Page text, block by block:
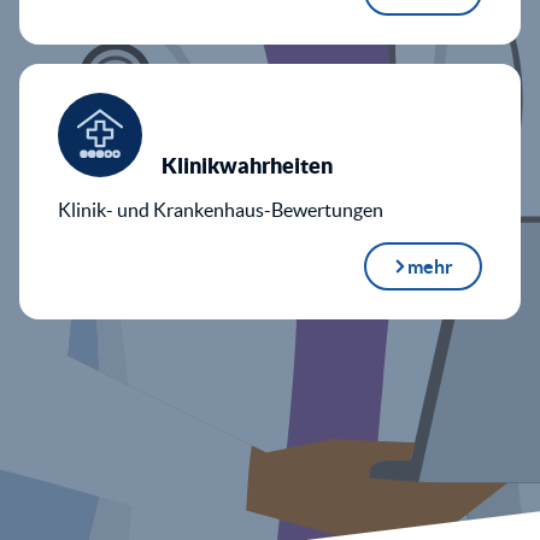
Klinikwahrheiten
Klinik- und Krankenhaus-Bewertungen
mehr